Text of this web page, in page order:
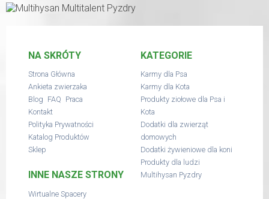
NA SKRÓTY
Strona Główna
Ankieta zwierzaka
Blog FAQ Praca
Kontakt
Polityka Prywatności
Katalog Produktów
Sklep
INNE NASZE STRONY
Wirtualne Spacery
KATEGORIE
Karmy dla Psa
Karmy dla Kota
Produkty ziołowe dla Psa i
Kota
Dodatki dla zwierząt
domowych
Dodatki żywieniowe dla koni
Produkty dla ludzi
Multihysan Pyzdry